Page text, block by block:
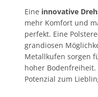
Eine innovative
mehr Komfort und
perfekt. Eine
grandiosen
Metallkufen sorgen
hoher
Potenzial zum